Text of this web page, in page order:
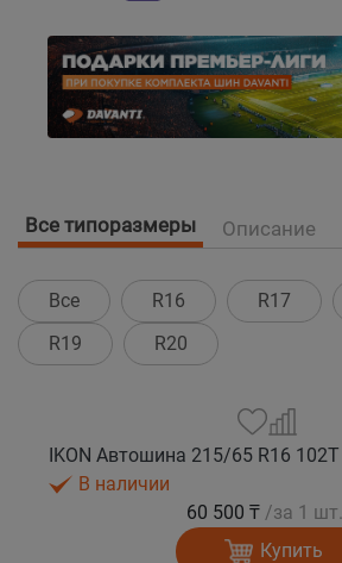
Все типоразмеры Описание
Все R16 R17
R19
R20
В наличии
60 500 ₸ /за 1 шт.
Купить